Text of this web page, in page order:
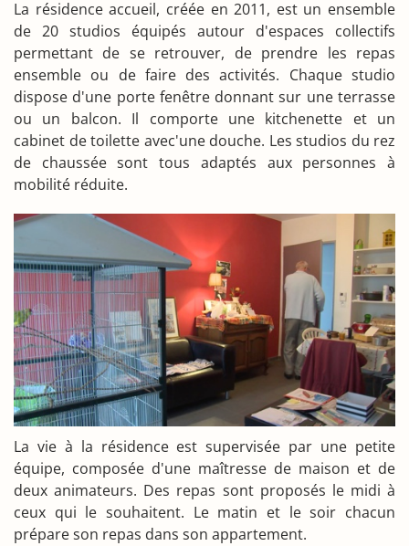
La résidence accueil, créée en 2011, est un ensemble
de 20 studios équipés autour d'espaces collectifs
permettant de se retrouver, de prendre les repas
ensemble ou de faire des activités. Chaque studio
dispose d'une porte fenêtre donnant sur une terrasse
ou un balcon. Il comporte une kitchenette et un
cabinet de toilette avec'une douche. Les studios du rez
de chaussée sont tous adaptés aux personnes à
mobilité réduite.
La vie à la résidence est supervisée par une petite
équipe, composée d'une maîtresse de maison et de
deux animateurs. Des repas sont proposés le midi à
ceux qui le souhaitent. Le matin et le soir chacun
prépare son repas dans son appartement.